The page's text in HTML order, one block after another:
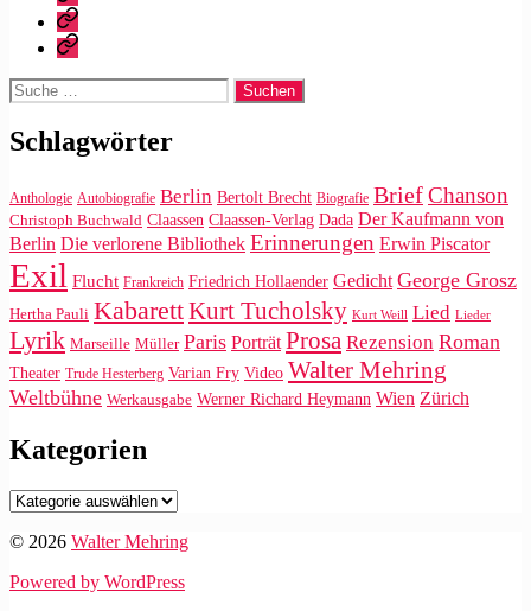
|
Tweets
Impressum/Datenschutz
Rechteanfrage
Suche
nach:
Schlagwörter
Anthologie Autobiografie Berlin Bertolt Brecht Biografie BriefChanson
Christoph Buchwald Claassen Claassen-Verlag Dada Der Kaufmann von
Berlin Die verlorene Bibliothek Erinnerungen Erwin Piscator
Exil Flucht Frankreich Friedrich Hollaender Gedicht George Grosz
Hertha Pauli KabarettKurt Tucholsky Kurt Weill Lied Lieder
Lyrik Marseille Müller Paris Porträt Prosa Rezension Roman
Theater Trude Hesterberg Varian Fry Video Walter Mehring
Weltbühne Werkausgabe Werner Richard Heymann Wien Zürich
Kategorien
Kategorien
© 2026 Walter Mehring
Powered by WordPress